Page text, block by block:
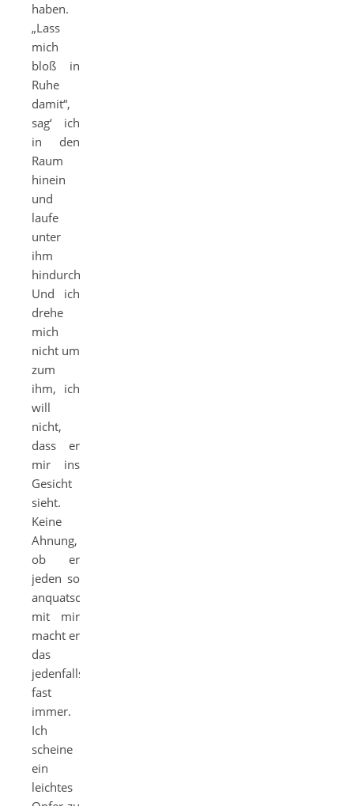
haben.
„Lass
mich
bloß in
Ruhe
damit“,
sag‘ ich
in den
Raum
hinein
und
laufe
unter
ihm
hindurch.
Und ich
drehe
mich
nicht um
zum
ihm, ich
will
nicht,
dass er
mir ins
Gesicht
sieht.
Keine
Ahnung,
ob er
jeden so
anquatscht,
mit mir
macht er
das
jedenfalls
fast
immer.
Ich
scheine
ein
leichtes